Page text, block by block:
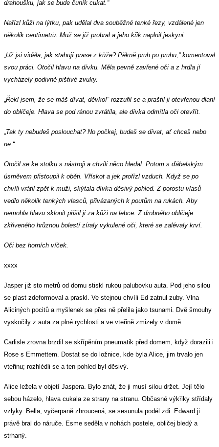
drahoušku, jak se bude čuník cukat.“
Nařízl kůži na lýtku, pak udělal dva souběžné tenké řezy, vzdálené jen
několik centimetrů. Muž se již probral a jeho křik naplnil jeskyni.
Už jsi viděla, jak stahují prase z kůže? Pěkně pruh po pruhu,“ komentoval
svou práci. Otočil hlavu na dívku. Měla pevně zavřené oči a z hrdla jí
vycházely podivně pištivé zvuky.
Řekl jsem, že se máš dívat, děvko!“ rozzuřil se a praštil ji otevřenou dlaní
do obličeje. Hlava se pod ránou zvrátila, ale dívka odmítla oči otevřít.
Tak ty nebudeš poslouchat? No počkej, budeš se dívat, ať chceš nebo
ne.“
Otočil se ke stolku s nástroji a chvíli něco hledal. Potom s ďábelským
úsměvem přistoupil k oběti. Vřískot a jek prořízl vzduch. Když se po
chvíli vrátil zpět k muži, skýtala dívka děsivý pohled. Z porostu vlasů
vedlo několik tenkých vlasců, přivázaných k poutům na rukách. Aby
nemohla hlavu sklonit přišil ji za kůži na lebce. Z drobného obličeje
zkřiveného hrůznou bolestí zíraly vykulené oči, které se zalévaly krví.
Oči bez horních víček.
xxxx
Jasper již sto metrů od domu stiskl rukou palubovku auta. Pod jeho silou
se plast zdeformoval a praskl. Ve stejnou chvíli Ed zatnul zuby. Vlna
Aliciných pocitů a myšlenek se přes ně přelila jako tsunami. Dvě šmouhy
vyskočily z auta za plné rychlosti a ve vteřině zmizely v domě.
Carlisle zrovna brzdil se skřípěním pneumatik před domem, když dorazili i
Rose s Emmettem. Dostat se do ložnice, kde byla Alice, jim trvalo jen
vteřinu; rozhlédli se a ten pohled byl děsivý.
Alice ležela v objetí Jaspera. Bylo znát, že ji musí silou držet. Její tělo
sebou házelo, hlava cukala ze strany na stranu. Občasné výkřiky střídaly
vzlyky. Bella, vyčerpaně zhroucená, se sesunula podél zdi. Edward ji
právě bral do náruče. Esme seděla v nohách postele, obličej bledý a
strhaný.